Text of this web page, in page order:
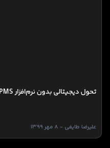
تحول دیجیتالی بدون نرم‌افزار BPMS و تنها با ERP محقق نمی‌شود
علیرضا طایفی - 8 مهر 1399